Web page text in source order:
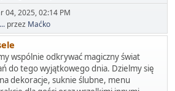
04, 2025, 02:14 PM
przez Maćko
wspólnie odkrywać magiczny świat
do tego wyjątkowego dnia. Dzielmy się
dekoracje, suknie ślubne, menu